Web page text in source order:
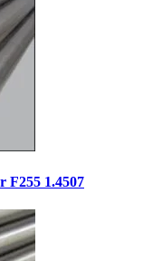
F255 1.4507